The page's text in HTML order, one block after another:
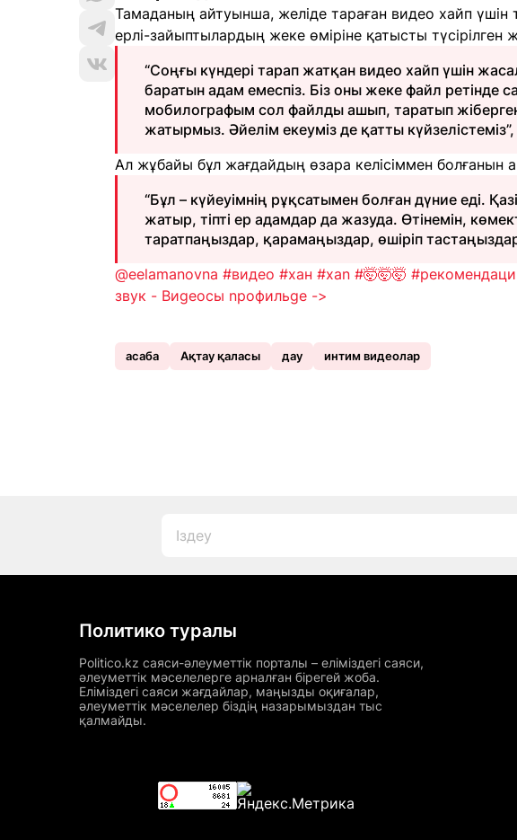
Тамаданың айтуынша, желіде тараған видео хайп үшін
ерлі-зайыптылардың жеке өміріне қатысты түсірілген
“Соңғы күндері тарап жатқан видео хайп үшін
баратын адам емеспіз. Біз оны жеке файл ретінде
мобилографым сол файлды ашып, таратып
жатырмыз. Әйелім екеуміз де қатты күйзелістеміз”,
Ал жұбайы бұл жағдайдың өзара келісіммен болғанын
“Бұл – күйеуімнің рұқсатымен болған дүние еді.
жатыр, тіпті ер адамдар да жазуда. Өтінемін,
таратпаңыздар, қарамаңыздар, өшіріп
@eelamanovna #видео #хан #xan #🤯🤯🤯
звук - Bиgeocы npoфильge ->
асаба Ақтау қаласы дау интим видеолар
Политико туралы
Politico.kz саяси-әлеуметтік порталы – еліміздегі саяси,
әлеуметтік мәселелерге арналған бірегей жоба.
Еліміздегі саяси жағдайлар, маңызды оқиғалар,
әлеуметтік мәселелер біздің назарымыздан тыс
қалмайды.